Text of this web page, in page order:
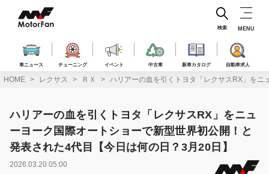
ス
車ニュース チューニング イベント 中古車 新車カタログ 自動車求人
検索 MENU
HOME レクサス ＲＸ ハリアーの血を引くトヨタ「レクサスRX」を
ハリアーの血を引くトヨタ「レクサスRX」をニュ
ーヨーク国際オートショーで新型世界初公開！と
発表された4代目【今日は何の日？3月20日】
2026.03.20 05:00